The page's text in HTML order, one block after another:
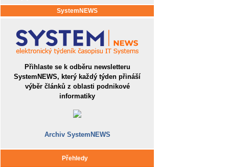
SystemNEWS
Přihlaste se k odběru newsletteru
SystemNEWS, který každý týden přináší
výběr článků z oblasti podnikové
informatiky
Archiv SystemNEWS
Přehledy